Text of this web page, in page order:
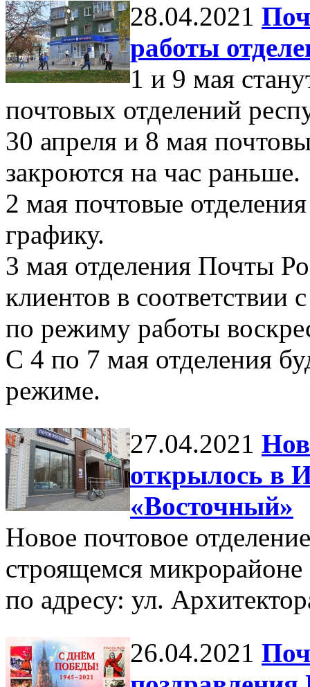
28.04.2021
работы
1 и 9 мая
почтовых отделений
30 апреля и 8 мая
закроются на час раньше.
2 мая почтовые
графику.
3 мая отделения Почты
клиентов в соответствии
по режиму работы
С 4 по 7 мая отделения
режиме.
27.04.2021
открылось в
«Восточный»
Новое почтовое
строящемся
по адресу: ул.
26.04.2021